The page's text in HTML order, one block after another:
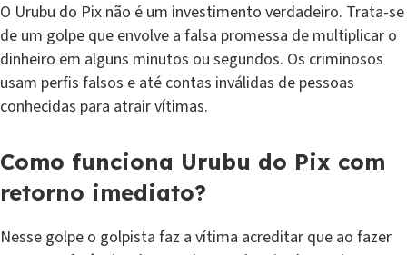
O Urubu do Pix não é um investimento verdadeiro. Trata-se
de um golpe que envolve a falsa promessa de multiplicar o
dinheiro em alguns minutos ou segundos. Os criminosos
usam perfis falsos e até contas inválidas de pessoas
conhecidas para atrair vítimas.
Como funciona Urubu do Pix com
retorno imediato?
Nesse golpe o golpista faz a vítima acreditar que ao fazer